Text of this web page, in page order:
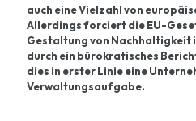
auch eine Vielzahl von
Allerdings forciert die EU-
Gestaltung von Nachhaltigkeit
durch ein bürokratisches
dies in erster Linie eine
Verwaltungsaufgabe.